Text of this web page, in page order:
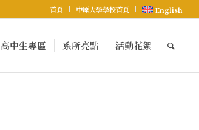
首頁 中原大學學校首頁 English
高中生專區 系所亮點 活動花絮